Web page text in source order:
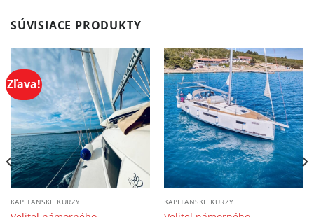
SÚVISIACE PRODUKTY
Zľava!
KAPITANSKE KURZY KAPITANSKE KURZY